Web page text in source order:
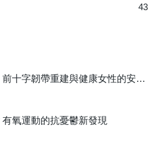
信心，能夠積極面對數位轉型帶來
易維持高水準的工作投入度。
五項管理建議：首先，企業應優
試了解員工人格特質，將合適的員
其能力發揮；其次，強化資訊系
機會，幫助員工適應技術更新迭
平衡，避免在非工作時間使用工
43
十字韌帶重建與健康女性的安全
氧運動的抗憂鬱新發現